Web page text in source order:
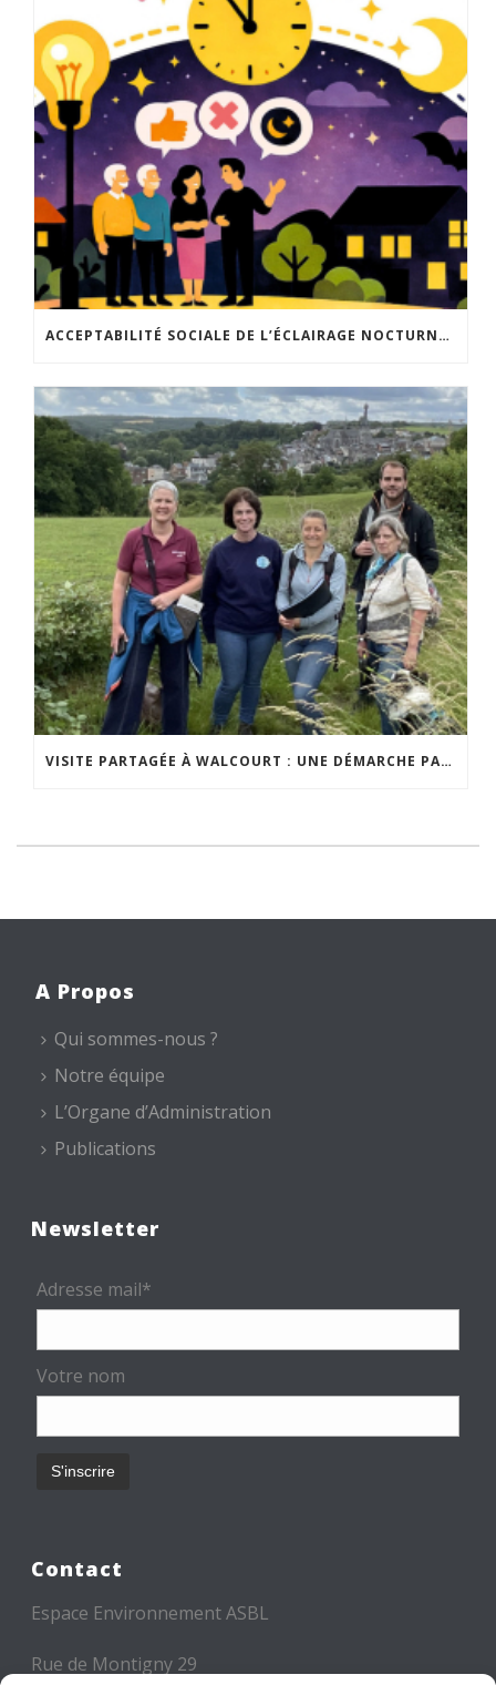
ACCEPTABILITÉ SOCIALE DE L’ÉCLAIRAGE NOCTURNE : LE REPLAY EST DISPONIBLE
VISITE PARTAGÉE À WALCOURT : UNE DÉMARCHE PARTICIPATIVE ANIMÉE PAR ESPACE ENVIRONNEMENT
A Propos
Qui sommes-nous ?
Notre équipe
L’Organe d’Administration
Publications
Newsletter
Adresse mail*
Votre nom
Contact
Espace Environnement ASBL
Rue de Montigny 29